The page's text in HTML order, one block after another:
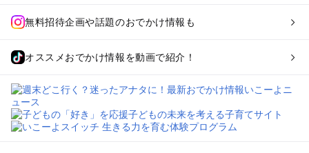
無料招待企画や話題のおでかけ情報も
オススメおでかけ情報を動画で紹介！